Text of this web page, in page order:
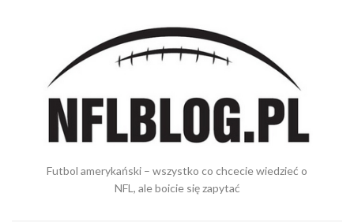
Futbol amerykański – wszystko co chcecie wiedzieć o
NFL, ale boicie się zapytać